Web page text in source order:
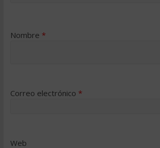
Nombre *
Correo electrónico *
Web